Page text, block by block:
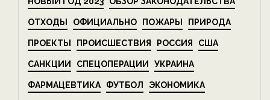
ОТХОДЫ ОФИЦИАЛЬНО ПОЖАРЫ ПРИРОДА
ПРОЕКТЫ ПРОИСШЕСТВИЯ РОССИЯ США
САНКЦИИ СПЕЦОПЕРАЦИИ УКРАИНА
ФАРМАЦЕВТИКА ФУТБОЛ ЭКОНОМИКА